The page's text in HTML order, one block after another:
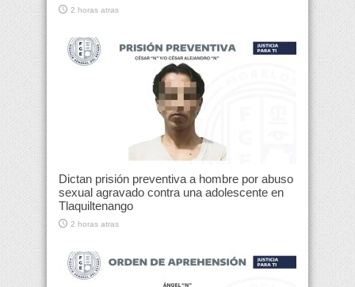
2 horas atras
Dictan prisión preventiva a hombre por abuso
sexual agravado contra una adolescente en
Tlaquiltenango
2 horas atras